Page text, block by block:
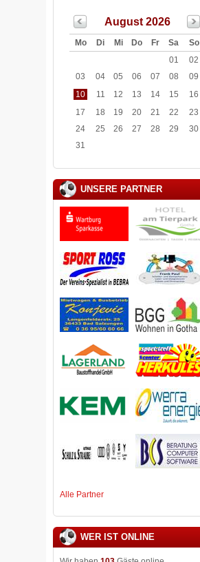
August 2026
Mo Di Mi Do Fr Sa
So
01
02
03
04 05 06 07 08
09
10
11 12 13 14 15
16
17
18 19 20 21 22
23
24
25 26 27 28 29
30
31
UNSERE PARTNER
Alle Partner
WER IST ONLINE